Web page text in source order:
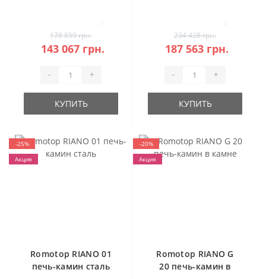
178 859 грн.
143 067 грн.
- +
КУПИТЬ
(темная камера)
234 428 грн.
187 563 грн.
- +
КУПИТЬ
-25%
Акция
Romotop RIANO 01
печь-камин сталь
-20%
Акция
Romotop RIANO G
20 печь-камин в